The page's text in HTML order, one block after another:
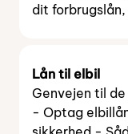
dit
Lån til elbil
Genvejen til
- Optag